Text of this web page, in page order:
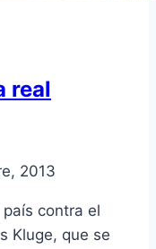
real
2013
contra el
Kluge, que se